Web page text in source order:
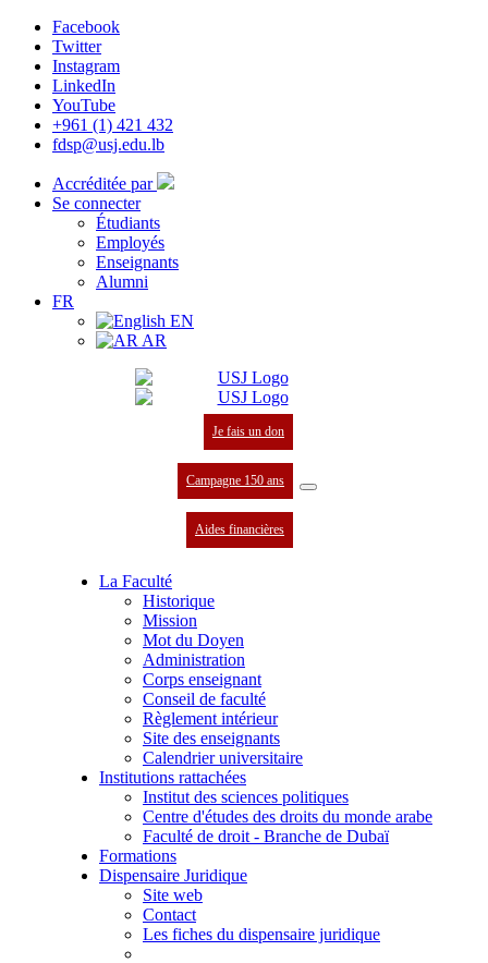
Facebook
Twitter
Instagram
LinkedIn
YouTube
+961 (1) 421 432
fdsp@usj.edu.lb
Accréditée par
Se connecter
Étudiants
Employés
Enseignants
Alumni
FR
EN
AR
Je fais un don
Campagne 150 ans
Aides financières
La Faculté
Historique
Mission
Mot du Doyen
Administration
Corps enseignant
Conseil de faculté
Règlement intérieur
Site des enseignants
Calendrier universitaire
Institutions rattachées
Institut des sciences politiques
Centre d'études des droits du monde arabe
Faculté de droit - Branche de Dubaï
Formations
Dispensaire Juridique
Site web
Contact
Les fiches du dispensaire juridique